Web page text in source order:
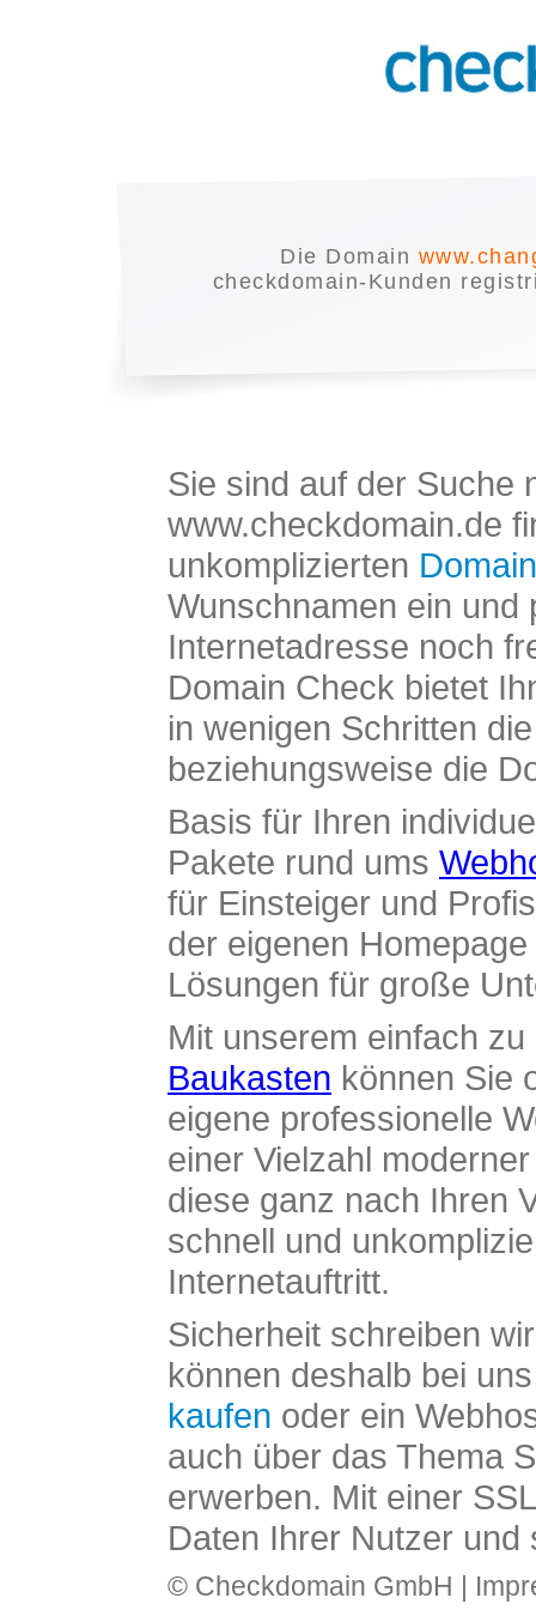
Die Domain
checkdomain-Kunden
Sie sind auf der Suche
www.checkdomain.de
unkomplizierten
Wunschnamen ein und
Internetadresse noch
Domain Check bietet
in wenigen Schritten
beziehungsweise die
Basis für Ihren
Pakete rund ums
für Einsteiger und
der eigenen
Lösungen für große
Mit unserem einfach
Baukasten können Sie
eigene professionelle
einer Vielzahl
diese ganz nach Ihren
schnell und
Internetauftritt.
Sicherheit schreiben
können deshalb bei
kaufen oder ein
auch über das Thema
erwerben. Mit einer
Daten Ihrer Nutzer und
© Checkdomain GmbH |